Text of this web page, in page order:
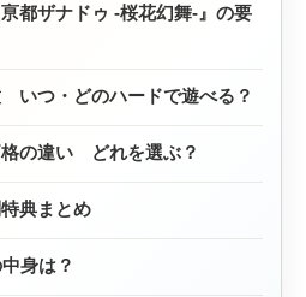
都ザナドゥ -桜花幻舞-』の要
いつ・どのハードで遊べる？
の違い どれを選ぶ？
典まとめ
身は？